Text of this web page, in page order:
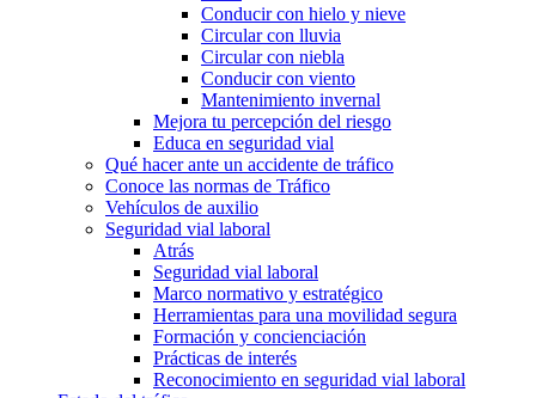
Conducir con hielo y nieve
Circular con lluvia
Circular con niebla
Conducir con viento
Mantenimiento invernal
Mejora tu percepción del riesgo
Educa en seguridad vial
Qué hacer ante un accidente de tráfico
Conoce las normas de Tráfico
Vehículos de auxilio
Seguridad vial laboral
Atrás
Seguridad vial laboral
Marco normativo y estratégico
Herramientas para una movilidad segura
Formación y concienciación
Prácticas de interés
Reconocimiento en seguridad vial laboral